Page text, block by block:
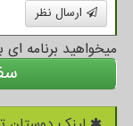
ارسال نظر
میخواهید برنامه